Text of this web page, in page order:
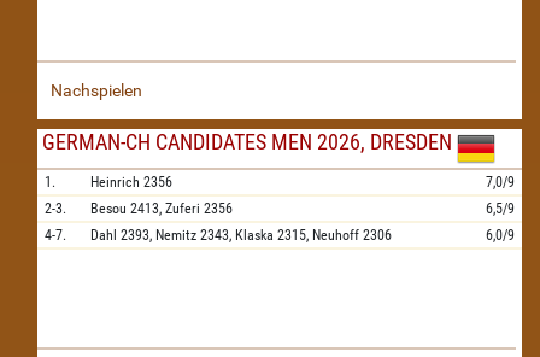
Nachspielen
GERMAN-CH CANDIDATES MEN 2026, DRESDEN
1. Heinrich 2356
7,0/9
2-3.
Besou 2413, Zuferi 2356
6,5/9
4-7.
Dahl 2393, Nemitz 2343, Klaska 2315, Neuhoff 2306 6,0/9